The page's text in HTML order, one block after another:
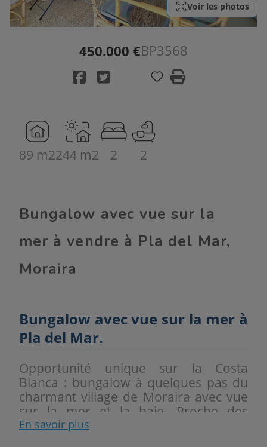
Voir les photos
450.000 €BP3568
89 m2244 m2 2 2
Bungalow avec vue sur la
mer à vendre à Pla del Mar,
Moraira
Bungalow avec vue sur la mer à
Pla del Mar.
Opportunité unique sur la Costa
Blanca : bungalow à quelques pas du
charmant village de Moraira avec vue
sur la mer et la baie. Proche des
plages, criques, restaurants et
En savoir plus